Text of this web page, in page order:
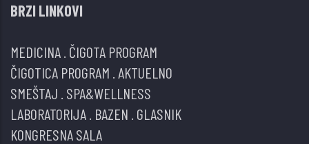
BRZI LINKOVI
MEDICINA ČIGOTA PROGRAM
ČIGOTICA PROGRAM AKTUELNO
SMEŠTAJ SPA&WELLNESS
LABORATORIJA BAZEN GLASNIK
KONGRESNA SALA